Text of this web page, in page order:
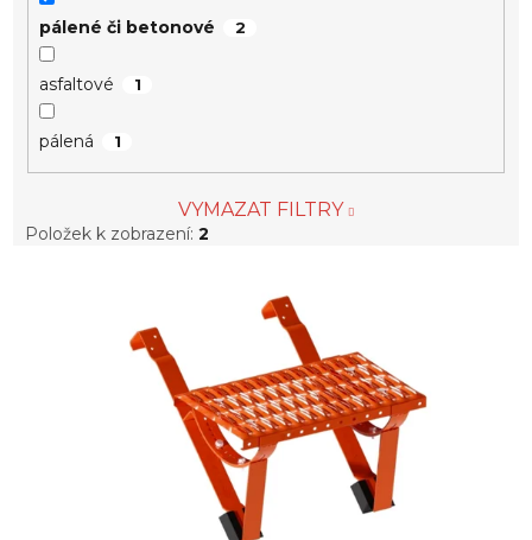
pálené či betonové 2
asfaltové 1
pálená 1
VYMAZAT FILTRY
Položek k zobrazení:2